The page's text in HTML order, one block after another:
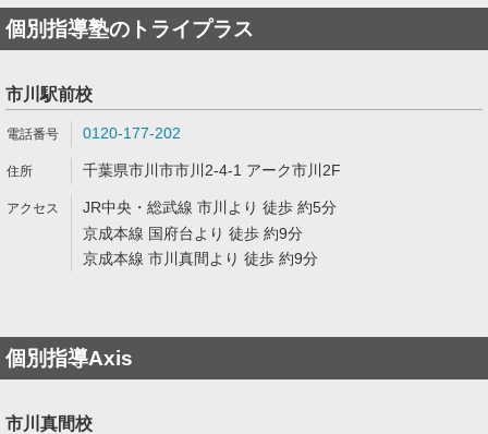
個別指導塾のトライプラス
市川駅前校
0120-177-202
千葉県市川市市川2-4-1 アーク市川2F
JR中央・総武線 市川より 徒歩 約5分
京成本線 国府台より 徒歩 約9分
京成本線 市川真間より 徒歩 約9分
個別指導Axis
市川真間校